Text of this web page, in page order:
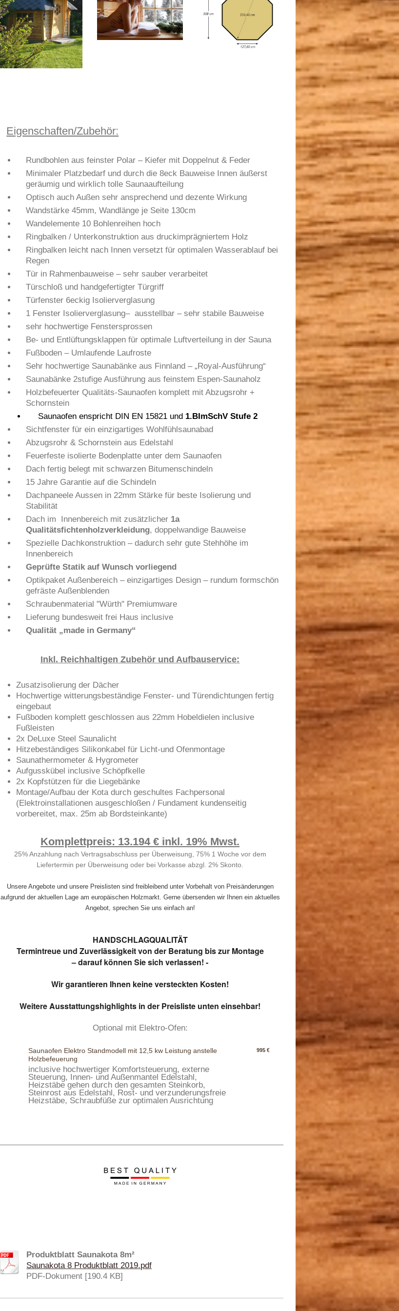
​Eigenschaften/Zubehör:
Rundbohlen aus feinster Polar – Kiefer mit Doppelnut & Feder
Minimaler Platzbedarf und durch die 8eck Bauweise Innen äußerst
geräumig und wirklich tolle Saunaaufteilung
Optisch auch Außen sehr ansprechend und dezente Wirkung
Wandstärke 45mm, Wandlänge je Seite 130cm
Wandelemente 10 Bohlenreihen hoch
Ringbalken / Unterkonstruktion aus druckimprägniertem Holz
Ringbalken leicht nach Innen versetzt für optimalen Wasserablauf bei
Regen
Tür in Rahmenbauweise – sehr sauber verarbeitet
Türschloß und handgefertigter Türgriff
Türfenster 6eckig Isolierverglasung
1 Fenster Isolierverglasung– ausstellbar – sehr stabile Bauweise
sehr hochwertige Fenstersprossen
Be- und Entlüftungsklappen für optimale Luftverteilung in der Sauna
Fußboden – Umlaufende Laufroste
Sehr hochwertige Saunabänke aus Finnland – „Royal-Ausführung“
Saunabänke 2stufige Ausführung aus feinstem Espen-Saunaholz
Holzbefeuerter Qualitäts-Saunaofen komplett mit Abzugsrohr +
Schornstein
Saunaofen enspricht DIN EN 15821 und 1.BImSchV Stufe 2
Sichtfenster für ein einzigartiges Wohlfühlsaunabad
Abzugsrohr & Schornstein aus Edelstahl
Feuerfeste isolierte Bodenplatte unter dem Saunaofen
Dach fertig belegt mit schwarzen Bitumenschindeln
15 Jahre Garantie auf die Schindeln
Dachpaneele Aussen in 22mm Stärke für beste Isolierung und
Stabilität
Dach im Innenbereich mit zusätzlicher 1a
Qualitätsfichtenholzverkleidung, doppelwandige Bauweise
Spezielle Dachkonstruktion – dadurch sehr gute Stehhöhe im
Innenbereich
Geprüfte Statik auf Wunsch vorliegend
Optikpaket Außenbereich – einzigartiges Design – rundum formschön
gefräste Außenblenden
Schraubenmaterial "Würth" Premiumware
Lieferung bundesweit frei Haus inclusive
Qualität „made in Germany“
Inkl. Reichhaltigen Zubehör und Aufbauservice:
Zusatzisolierung der Dächer
Hochwertige witterungsbeständige Fenster- und Türendichtungen fertig
eingebaut
Fußboden komplett geschlossen aus 22mm Hobeldielen inclusive
Fußleisten
2x DeLuxe Steel Saunalicht
Hitzebeständiges Silikonkabel für Licht-und Ofenmontage
Saunathermometer & Hygrometer
Aufgusskübel inclusive Schöpfkelle
2x Kopfstützen für die Liegebänke
Montage/Aufbau der Kota durch geschultes Fachpersonal
(Elektroinstallationen ausgeschloßen / Fundament kundenseitig
vorbereitet, max. 25m ab Bordsteinkante)
Komplettpreis: 13.194 € inkl. 19% Mwst.
25% Anzahlung nach Vertragsabschluss per Überweisung, 75% 1 Woche vor dem
Liefertermin per Überweisung oder bei Vorkasse abzgl. 2% Skonto.
Unsere Angebote und unsere Preislisten sind freibleibend unter Vorbehalt von Preisänderungen
aufgrund der aktuellen Lage am europäischen Holzmarkt. Gerne übersenden wir Ihnen ein aktuelles
Angebot, sprechen Sie uns einfach an!
HANDSCHLAG­QUALITÄT
Termintreue und Zuverlässigkeit von der Beratung bis zur Montage
– darauf können Sie sich verlassen! -
Wir garantieren Ihnen keine versteckten Kosten!
Weitere Ausstattungshighlights in der Preisliste unten einsehbar!
Optional mit Elektro-Ofen:
Saunaofen Elektro Standmodell mit 12,5 kw Leistung anstelle
Holzbefeuerung
inclusive hochwertiger Komfortsteuerung, externe
Steuerung, Innen- und Außenmantel Edelstahl,
Heizstäbe gehen durch den gesamten Steinkorb,
Steinrost aus Edelstahl, Rost- und verzunderungsfreie
Heizstäbe, Schraubfüße zur optimalen Ausrichtung
995 €
Produktblatt Saunakota 8m²
Saunakota 8 Produktblatt 2019.pdf
PDF-Dokument [190.4 KB]